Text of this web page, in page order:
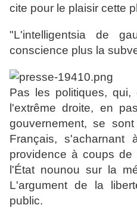
cite pour le plaisir cette
"L'intelligentsia de
conscience plus la
Pas les politiques,
l'extrême droite, en
gouvernement, se
Français, s'acharnant
providence à coups
l'État nounou sur la
L'argument de la
public.